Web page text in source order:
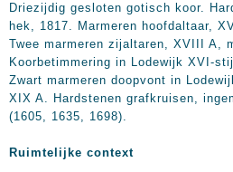
Driezijdig gesloten gotisch koor.
hek, 1817. Marmeren hoofdaltaar,
Twee marmeren zijaltaren, XVIII A,
Koorbetimmering in Lodewijk XVI-
Zwart marmeren doopvont in
XIX A. Hardstenen grafkruisen,
(1605, 1635, 1698).
Ruimtelijke context